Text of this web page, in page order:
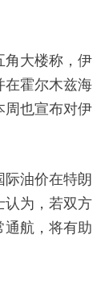
角大楼称，伊
在霍尔木兹海
周也宣布对伊
际油价在特朗
认为，若双方
航，将有助